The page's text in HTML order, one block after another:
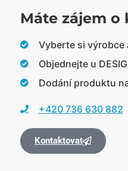
Máte zájem
Vyberte si výrobce
Objednejte u
Dodání produktu
+420 736 630 882
Kontaktovat